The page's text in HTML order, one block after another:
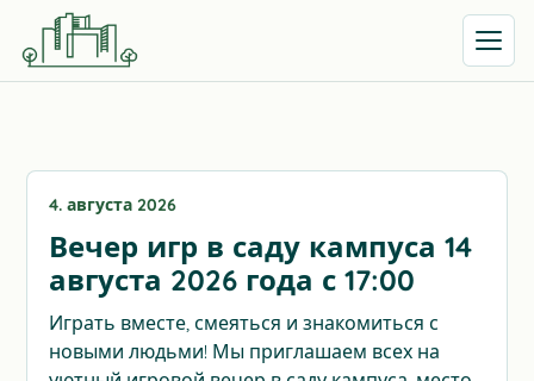
4. августа 2026
Вечер игр в саду кампуса 14
августа 2026 года с 17:00
Играть вместе, смеяться и знакомиться с
новыми людьми! Мы приглашаем всех на